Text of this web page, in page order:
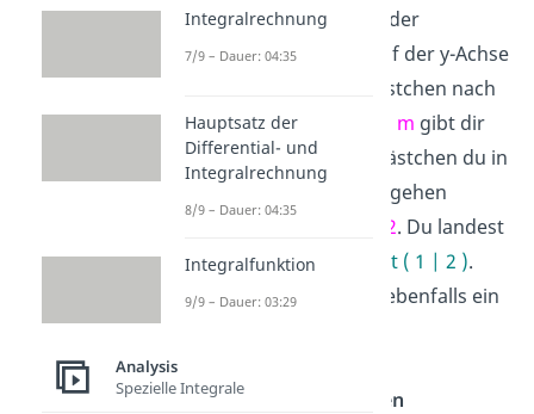
heißt, du gehst von der
markierten Stelle
auf der y-Achse
immer erstmal 1 Kästchen nach
rechts. Die
Steigung m gibt dir
dann an, wie viele Kästchen du in
dem Fall nach oben gehen
2. Du landest
damit bei dem
Punkt ( 1 | 2 ).
Dort setzt du dann ebenfalls ein
Sekante einzeichnen
Integralrechnung
7/9 – Dauer: 04:35
Hauptsatz der
Differential- und
Integralrechnung
8/9 – Dauer: 04:35
Integralfunktion
9/9 – Dauer: 03:29
Analysis
Spezielle Integrale